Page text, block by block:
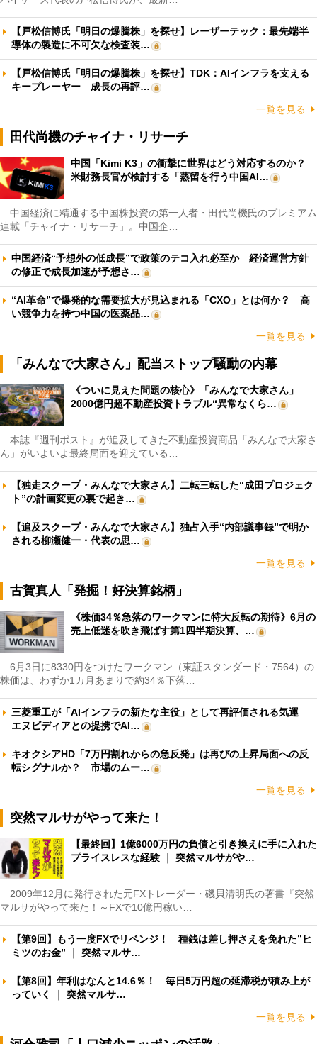
【戸松信博氏「明日の爆騰株」を探せ】レーザーテック：最先端半
導体の製造に不可欠な検査装…
【戸松信博氏「明日の爆騰株」を探せ】TDK：AIインフラを支える
キープレーヤー 成長の再評…
一覧を見る
田代尚機のチャイナ・リサーチ
中国「Kimi K3」の衝撃に世界はどう対応するのか？
米財務長官が検討する「蒸留を行う中国AI…
中国経済に精通する中国株投資の第一人者・田代尚機氏のプレミアム
連載「チャイナ・リサーチ」。中国企…
中国経済“予想外の低成長”で政策のテコ入れ必至か 経済運営方針
の修正で成長加速が予想さ…
“AI革命”で爆発的な需要拡大が見込まれる「CXO」とは何か？ 高
い競争力を持つ中国の医薬品…
一覧を見る
「みんなで大家さん」配当ストップ騒動の内幕
《ついに見えた問題の核心》「みんなで大家さん」
2000億円超不動産投資トラブル“異常なくら…
本誌『週刊ポスト』が追及してきた不動産投資商品「みんなで大家さ
ん」がいよいよ最終局面を迎えている…
【独走スクープ・みんなで大家さん】二転三転した“成田プロジェク
ト”の計画変更の裏で起き…
【追及スクープ・みんなで大家さん】独占入手“内部議事録”で明か
される柳瀬健一・代表の思…
一覧を見る
古賀真人「発掘！好決算銘柄」
《株価34％急落のワークマンに特大反転の期待》6月の
売上低迷を吹き飛ばす第1四半期決算、…
6月3日に8330円をつけたワークマン（東証スタンダード・7564）の
株価は、わずか1カ月あまりで約34％下落…
三菱重工が「AIインフラの新たな主役」として再評価される気運
エヌビディアとの提携でAI…
キオクシアHD「7万円割れからの急反発」は再びの上昇局面への反
転シグナルか？ 市場のムー…
一覧を見る
突然マルサがやって来た！
【最終回】1億6000万円の負債と引き換えに手に入れた
プライスレスな経験 ｜ 突然マルサがや…
2009年12月に発行された元FXトレーダー・磯貝清明氏の著書『突然
マルサがやって来た！～FXで10億円稼い…
【第9回】もう一度FXでリベンジ！ 種銭は差し押さえを免れた”ヒ
ミツのお金” ｜ 突然マルサ…
【第8回】年利はなんと14.6％！ 毎日5万円超の延滞税が積み上が
っていく ｜ 突然マルサ…
一覧を見る